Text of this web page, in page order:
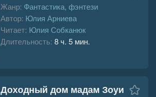
Жанр: Фантастика, фэнтези
Автор: Юлия Арниева
Читает: Юлия Собканюк
Длительность: 8 ч. 5 мин.
Доходный дом мадам Зоуи